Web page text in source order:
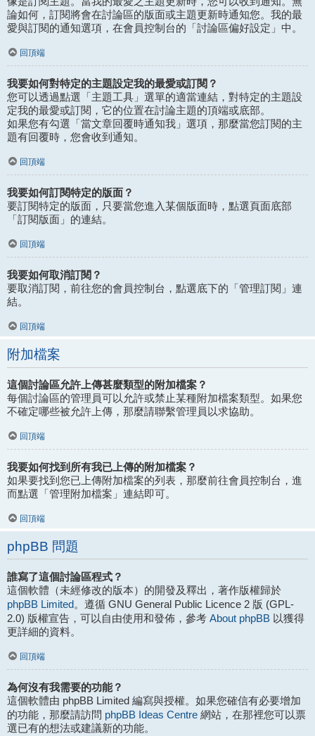
論如何，訂閱將會在討論區的版面或主題更新時通知您。我的最
愛與訂閱的通知選項，在會員控制台的「討論區偏好設定」中。
回頂端
我要如何對特定的主題設定我的最愛或訂閱？
您可以透過點選「主題工具」選單的適當連結，對特定的主題設
定我的最愛或訂閱，它的位置在討論主題的頂端或底部。
如果您有勾選「當文章回覆時通知我」選項，那麼當您訂閱的主
題有回覆時，您會收到通知。
回頂端
我要如何訂閱特定的版面？
要訂閱特定的版面，只要當您進入某個版面時，點選頁面底部
「訂閱版面」的連結。
回頂端
我要如何取消訂閱？
要取消訂閱，前往您的會員控制台，點選底下的「管理訂閱」連
結。
回頂端
附加檔案
這個討論區允許上傳甚麼類型的附加檔案？
每個討論區的管理員可以允許或禁止某種附加檔案類型。如果您
不確定哪些被允許上傳，那麼請聯繫管理員以求協助。
回頂端
我要如何找到所有我已上傳的附加檔案？
如果要找到您已上傳附加檔案的列表，那麼前往會員控制台，進
而點選「管理附加檔案」連結即可。
回頂端
phpBB 問題
誰寫了這個討論區程式？
這個軟體（未經修改的版本）的開發及釋出，著作版權歸於
phpBB Limited。遵循 GNU General Public Licence 2 版 (GPL-
2.0) 版權宣告，可以自由使用和發佈，參考 About phpBB 以獲得
更詳細的資料。
回頂端
為何沒有我需要的功能？
這個軟體由 phpBB Limited 編寫與授權。如果您確信有必要增加
的功能，那麼請訪問 phpBB Ideas Centre 網站，在那裡您可以票
選已有的想法或建議新的功能。